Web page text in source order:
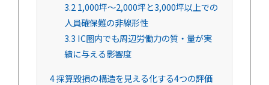
3.21,000坪～2,000坪と3,000坪以上での
人員確保難の非線形性
3.3 IC圏内でも周辺労働力の質・量が実
績に与える影響度
4採算毀損の構造を見える化する4つの評価